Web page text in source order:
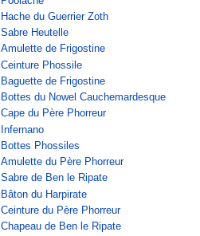
Hache du Guerrier Zoth
Sabre Heutelle
Amulette de Frigostine
Ceinture Phossile
Baguette de Frigostine
Bottes du Nowel Cauchemardesque
Cape du Père Phorreur
Infernano
Bottes Phossiles
Amulette du Père Phorreur
Sabre de Ben le Ripate
Bâton du Harpirate
Ceinture du Père Phorreur
Chapeau de Ben le Ripate